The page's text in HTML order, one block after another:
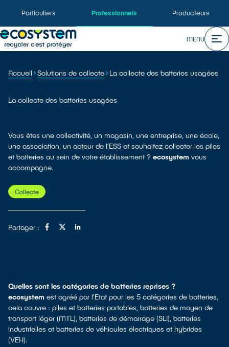
Particuliers Professionnels Producteurs
MENU
Accueil Solutions de collecte La collecte des batteries usagées
La collecte des batteries usagées
Vous êtes une collectivité, un magasin, une entreprise, une école,
une association, un acteur de l’ESS et souhaitez collecter les piles
et batteries au sein de votre établissement ? ecosystem vous
accompagne.
Collecte
Partager :
Quelles sont les catégories de batteries reprises ?
ecosystem est agréé par l’Etat pour les 5 catégories de batteries,
cela couvre : piles et batteries portables, batteries de moyen de
transport léger (MTL), batteries de démarrage (SLI), batteries
industrielles et batteries de véhicules électriques et hybrides
(VEH).